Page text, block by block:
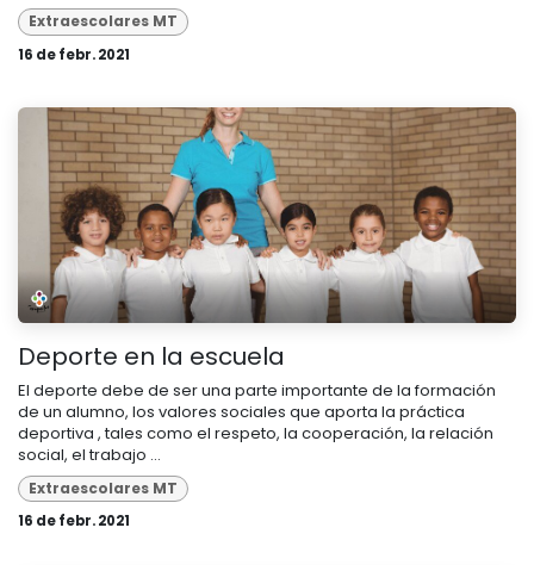
Extraescolares MT
16 de febr. 2021
Deporte en la escuela
El deporte debe de ser una parte importante de la formación
de un alumno, los valores sociales que aporta la práctica
deportiva , tales como el respeto, la cooperación, la relación
social, el trabajo ...
Extraescolares MT
16 de febr. 2021